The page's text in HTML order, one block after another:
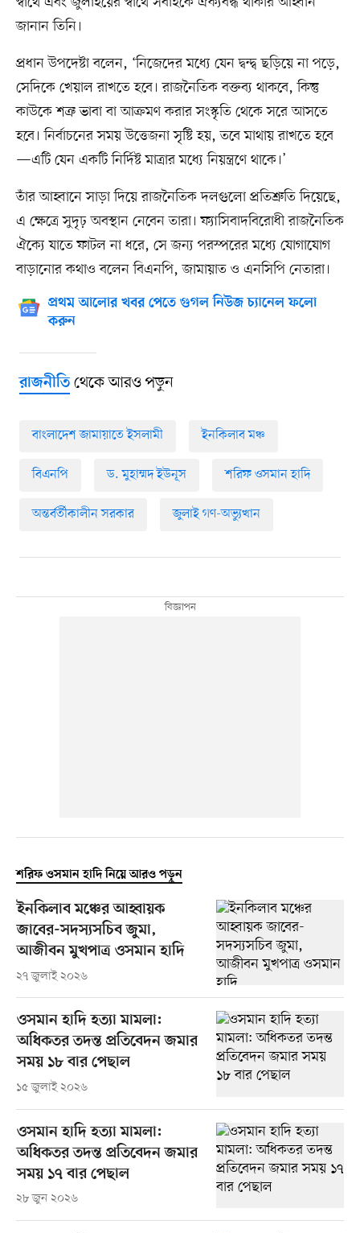
জানান তিনি।
প্রধান উপদেষ্টা বলেন, ‘নিজেদের মধ্যে যেন দ্বন্দ্ব ছড়িয়ে না পড়ে,
সেদিকে খেয়াল রাখতে হবে। রাজনৈতিক বক্তব্য থাকবে, কিন্তু
কাউকে শত্রু ভাবা বা আক্রমণ করার সংস্কৃতি থেকে সরে আসতে
হবে। নির্বাচনের সময় উত্তেজনা সৃষ্টি হয়, তবে মাথায় রাখতে হবে
—এটি যেন একটি নির্দিষ্ট মাত্রার মধ্যে নিয়ন্ত্রণে থাকে।’
তাঁর আহ্বানে সাড়া দিয়ে রাজনৈতিক দলগুলো প্রতিশ্রুতি দিয়েছে,
এ ক্ষেত্রে সুদৃঢ় অবস্থান নেবেন তারা। ফ্যাসিবাদবিরোধী রাজনৈতিক
ঐক্যে যাতে ফাটল না ধরে, সে জন্য পরস্পরের মধ্যে যোগাযোগ
বাড়ানোর কথাও বলেন বিএনপি, জামায়াত ও এনসিপি নেতারা।
প্রথম আলোর খবর পেতে গুগল নিউজ চ্যানেল ফলো
করুন
রাজনীতিথেকে আরও পড়ুন
বাংলাদেশ জামায়াতে ইসলামী ইনকিলাব মঞ্চ
বিএনপি ড. মুহাম্মদ ইউনূস শরিফ ওসমান হাদি
অন্তর্বর্তীকালীন সরকার জুলাই গণ-অভ্যুত্থান
শরিফ ওসমান হাদি নিয়ে আরও পড়ুন
ইনকিলাব মঞ্চের আহ্বায়ক
জাবের-সদস্যসচিব জুমা,
আজীবন মুখপাত্র ওসমান হাদি
২৭ জুলাই ২০২৬
ওসমান হাদি হত্যা মামলা:
অধিকতর তদন্ত প্রতিবেদন জমার
সময় ১৮ বার পেছাল
১৫ জুলাই ২০২৬
ওসমান হাদি হত্যা মামলা:
অধিকতর তদন্ত প্রতিবেদন জমার
সময় ১৭ বার পেছাল
২৮ জুন ২০২৬